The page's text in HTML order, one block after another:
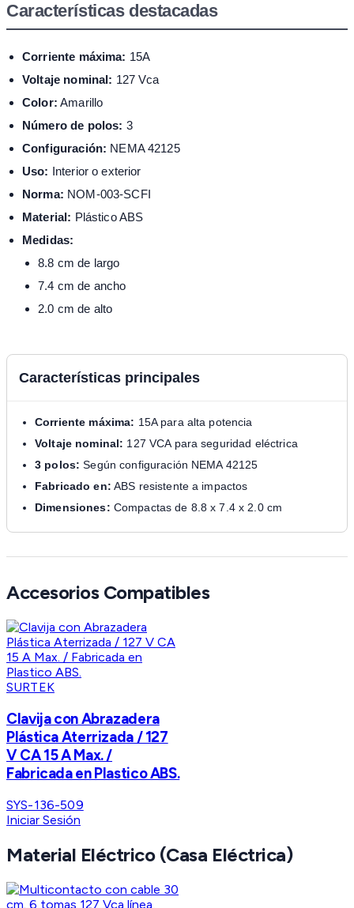
Características destacadas
Corriente máxima: 15A
Voltaje nominal: 127 Vca
Color: Amarillo
Número de polos: 3
Configuración: NEMA 42125
Uso: Interior o exterior
Norma: NOM-003-SCFI
Material: Plástico ABS
Medidas:
8.8 cm de largo
7.4 cm de ancho
2.0 cm de alto
Características principales
Corriente máxima: 15A para alta potencia
Voltaje nominal: 127 VCA para seguridad eléctrica
3 polos: Según configuración NEMA 42125
Fabricado en: ABS resistente a impactos
Dimensiones: Compactas de 8.8 x 7.4 x 2.0 cm
Accesorios Compatibles
SURTEK
Clavija con Abrazadera
Plástica Aterrizada / 127
V CA 15 A Max. /
Fabricada en Plastico ABS.
SYS-136-509
Iniciar Sesión
Material Eléctrico (Casa Eléctrica)